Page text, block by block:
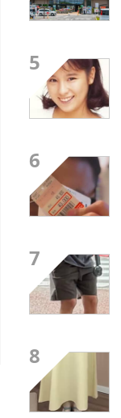
から）
5
6
7
8